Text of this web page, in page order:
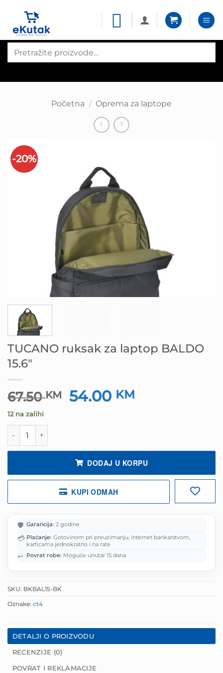
content
search
Početna / Oprema za laptope
-20%
TUCANO ruksak za laptop BALDO
15.6″
67.50KM
Izvorna
cijena
54.00 KM
12 na zalihi
TUCANO ruksak za laptop BALDO 15.6" količina
DODAJ U KORPU
KUPI ODMAH
🛡️ Garancija: 2 godine
💳 Plaćanje: Gotovinom pri preuzimanju, internet bankarstvom,
karticama jednokratno i na rate
↩️ Povrat robe: Moguće unutar 15 dana
SKU: BKBAL15-BK
Oznake: ct4
DETALJI O PROIZVODU
RECENZIJE (0)
POVRAT I REKLAMACIJE